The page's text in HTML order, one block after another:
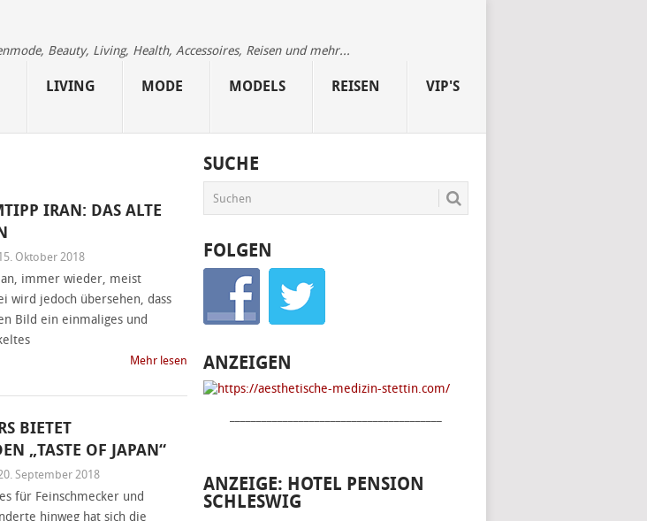
Beauty, Living, Health, Accessoires, Reisen und mehr...
LIVING MODE MODELS REISEN VIP'S
IRAN: DAS ALTE
Oktober 2018
immer wieder, meist
wird jedoch übersehen, dass
Bild ein einmaliges und
Mehr lesen
BIETET
„TASTE OF JAPAN“
September 2018
für Feinschmecker und
hinweg hat sich die
SUCHE
FOLGEN
ANZEIGEN
ANZEIGE: HOTEL PENSION
SCHLESWIG